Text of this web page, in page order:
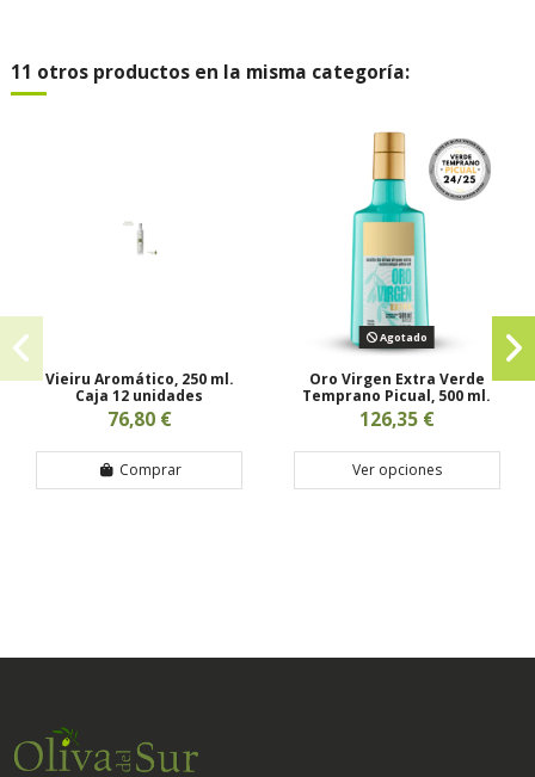
11 otros productos en la misma categoría:
Vieiru Aromático, 250 ml.
Caja 12 unidades
76,80 €
Comprar
Agotado
Oro Virgen Extra Verde
Temprano Picual, 500 ml.
126,35 €
Ver opciones